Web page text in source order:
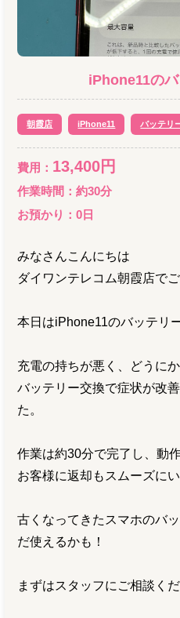
iPhone11の
朝霞店 iPhone11 バッテリ
費用： 13,400円
作業時間：約30分
お預かり：0 日
みなさんこんにちは
ダイワンテレコム朝霞店でご
本日はiPhone11のバッテリ
充電の持ちが悪く、どうに
バッテリー交換で症状が改
た。
作業は約30分で完了し、動
お客様に返却もスムーズにい
古くなってきたスマホのバ
だ使えるかも！
まずはスタッフにご相談くだ